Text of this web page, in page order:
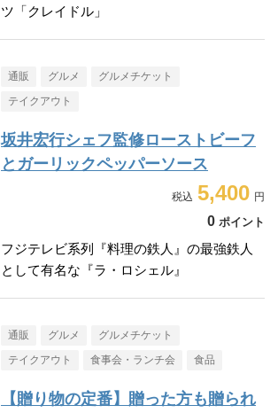
ツ「クレイドル」
通販 グルメ グルメチケット
テイクアウト
坂井宏行シェフ監修ローストビーフ
とガーリックペッパーソース
5,400
0 ポイント
フジテレビ系列『料理の鉄人』の最強鉄人
として有名な『ラ・ロシェル』
通販 グルメ グルメチケット
テイクアウト 食事会・ランチ会 食品
【贈り物の定番】贈った方も贈られ